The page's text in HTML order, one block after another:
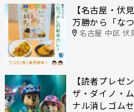
【名古屋・伏
万勝から「な
名古屋 中区 伏
【読者プレゼ
ザ・ダイノ・
ナル消しゴム